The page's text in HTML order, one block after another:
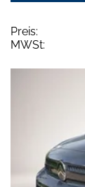
Preis:
MWSt: